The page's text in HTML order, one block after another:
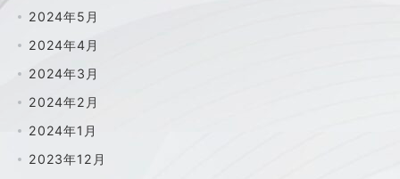
2024年5月
2024年4月
2024年3月
2024年2月
2024年1月
2023年12月